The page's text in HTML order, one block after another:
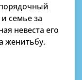
семье за
невеста его
женитьбу.